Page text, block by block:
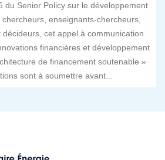
du Senior Policy sur le développement
enseignants-chercheurs,
cet appel à communication
financières et développement
de financement soutenable »
sont à soumettre avant...